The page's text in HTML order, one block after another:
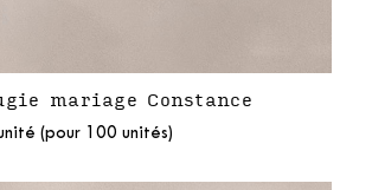
mariage Constance
(pour 100 unités)